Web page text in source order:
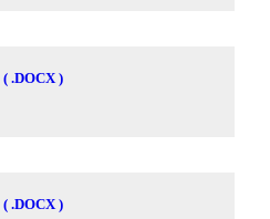
( .DOCX )
( .DOCX )